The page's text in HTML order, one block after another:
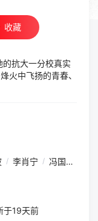
收藏
抗大一分校真实
火中飞扬的青春、
/ 李肖宁 / 冯国庆
于19天前